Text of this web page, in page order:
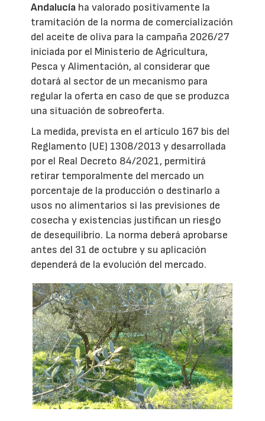
Andalucía ha valorado positivamente la
tramitación de la norma de comercialización
del aceite de oliva para la campaña 2026/27
iniciada por el Ministerio de Agricultura,
Pesca y Alimentación, al considerar que
dotará al sector de un mecanismo para
regular la oferta en caso de que se produzca
una situación de sobreoferta.
La medida, prevista en el artículo 167 bis del
Reglamento (UE) 1308/2013 y desarrollada
por el Real Decreto 84/2021, permitirá
retirar temporalmente del mercado un
porcentaje de la producción o destinarlo a
usos no alimentarios si las previsiones de
cosecha y existencias justifican un riesgo
de desequilibrio. La norma deberá aprobarse
antes del 31 de octubre y su aplicación
dependerá de la evolución del mercado.